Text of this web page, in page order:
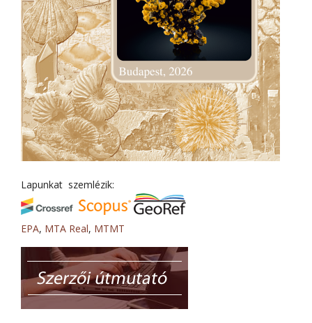
Lapunkat szemlézik:
EPA, MTA Real, MTMT